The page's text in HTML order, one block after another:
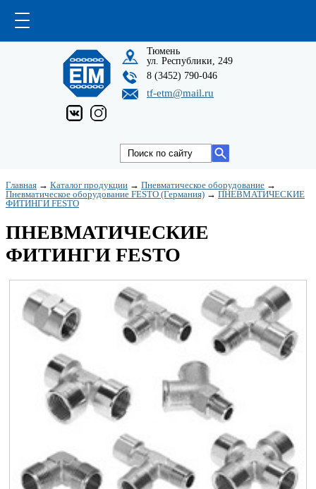
Тюмень
ул. Республики, 249
8 (3452) 790-046
tf-etm@mail.ru
Главная → Каталог продукции → Пневматическое оборудование →
Пневматическое оборудование FESTO (Германия) → ПНЕВМАТИЧЕСКИЕ
ФИТИНГИ FESTO
ПНЕВМАТИЧЕСКИЕ
ФИТИНГИ FESTO